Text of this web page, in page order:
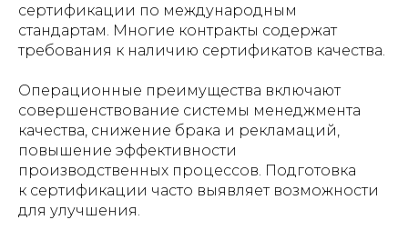
сертификации по международным
стандартам. Многие контракты содержат
требования к наличию сертификатов качества.
Операционные преимущества включают
совершенствование системы менеджмента
качества, снижение брака и рекламаций,
повышение эффективности
производственных процессов. Подготовка
к сертификации часто выявляет возможности
для улучшения.